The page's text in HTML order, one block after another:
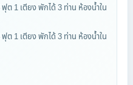
ต 1 เตียง พักได้ 3 ท่าน ห้องน้ำใน
ต 1 เตียง พักได้ 3 ท่าน ห้องน้ำใน